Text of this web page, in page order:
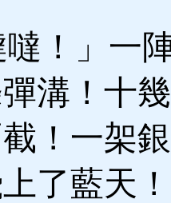
！」一
溝！十
！一架
了藍天！